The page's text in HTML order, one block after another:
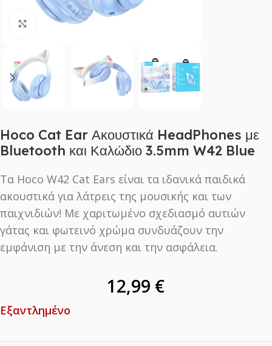
Click to enlarge
Hoco Cat Ear Ακουστικά HeadPhones με
Bluetooth και Καλώδιο 3.5mm W42 Blue
Τα Hoco W42 Cat Ears είναι τα ιδανικά παιδικά
ακουστικά για λάτρεις της μουσικής και των
παιχνιδιών! Με χαριτωμένο σχεδιασμό αυτιών
γάτας και φωτεινό χρώμα συνδυάζουν την
εμφάνιση με την άνεση και την ασφάλεια.
12,99 €
Εξαντλημένο